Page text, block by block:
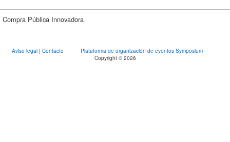
Compra Pública Innovadora
Aviso legal | Contacto
Plataforma de organización de eventos Symposium
Copyright © 2026